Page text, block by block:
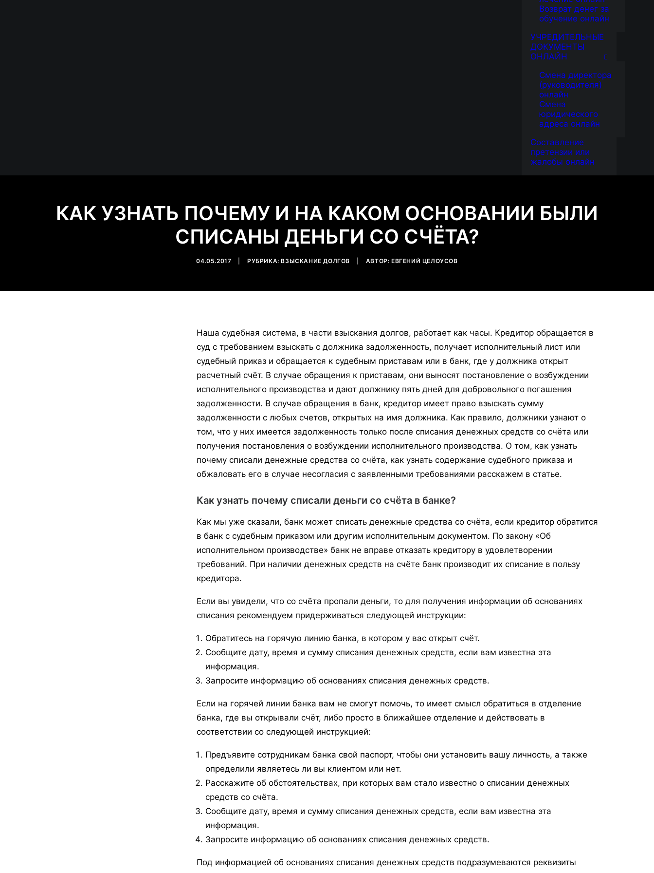
Возврат денег за
обучение онлайн
УЧРЕДИТЕЛЬНЫЕ
ДОКУМЕНТЫ
ОНЛАЙН
Смена директора
(руководителя)
онлайн
Смена
юридического
адреса онлайн
Составление
претензии или
жалобы онлайн
КАК УЗНАТЬ ПОЧЕМУ И НА КАКОМ ОСНОВАНИИ БЫЛИ
СПИСАНЫ ДЕНЬГИ СО СЧЁТА?
04.05.2017 РУБРИКА:ВЗЫСКАНИЕ ДОЛГОВ АВТОР: ЕВГЕНИЙ ЦЕЛОУСОВ
Наша судебная система, в части взыскания долгов, работает как часы. Кредитор обращается в
суд с требованием взыскать с должника задолженность, получает исполнительный лист или
судебный приказ и обращается к судебным приставам или в банк, где у должника открыт
расчетный счёт. В случае обращения к приставам, они выносят постановление о возбуждении
исполнительного производства и дают должнику пять дней для добровольного погашения
задолженности. В случае обращения в банк, кредитор имеет право взыскать сумму
задолженности с любых счетов, открытых на имя должника. Как правило, должники узнают о
том, что у них имеется задолженность только после списания денежных средств со счёта или
получения постановления о возбуждении исполнительного производства. О том, как узнать
почему списали денежные средства со счёта, как узнать содержание судебного приказа и
обжаловать его в случае несогласия с заявленными требованиями расскажем в статье.
Как узнать почему списали деньги со счёта в банке?
Как мы уже сказали, банк может списать денежные средства со счёта, если кредитор обратится
в банк с судебным приказом или другим исполнительным документом. По закону «Об
исполнительном производстве» банк не вправе отказать кредитору в удовлетворении
требований. При наличии денежных средств на счёте банк производит их списание в пользу
кредитора.
Если вы увидели, что со счёта пропали деньги, то для получения информации об основаниях
списания рекомендуем придерживаться следующей инструкции:
Обратитесь на горячую линию банка, в котором у вас открыт счёт.
Сообщите дату, время и сумму списания денежных средств, если вам известна эта
информация.
Запросите информацию об основаниях списания денежных средств.
Если на горячей линии банка вам не смогут помочь, то имеет смысл обратиться в отделение
банка, где вы открывали счёт, либо просто в ближайшее отделение и действовать в
соответствии со следующей инструкцией:
Предъявите сотрудникам банка свой паспорт, чтобы они установить вашу личность, а также
определили являетесь ли вы клиентом или нет.
Расскажите об обстоятельствах, при которых вам стало известно о списании денежных
средств со счёта.
Сообщите дату, время и сумму списания денежных средств, если вам известна эта
информация.
Запросите информацию об основаниях списания денежных средств.
Под информацией об основаниях списания денежных средств подразумеваются реквизиты